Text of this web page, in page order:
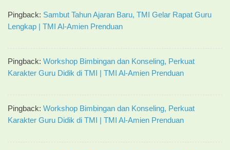
Pingback: Sambut Tahun Ajaran Baru, TMI Gelar Rapat Guru
Lengkap | TMI Al-Amien Prenduan
Pingback: Workshop Bimbingan dan Konseling, Perkuat
Karakter Guru Didik di TMI | TMI Al-Amien Prenduan
Pingback: Workshop Bimbingan dan Konseling, Perkuat
Karakter Guru Didik di TMI | TMI Al-Amien Prenduan